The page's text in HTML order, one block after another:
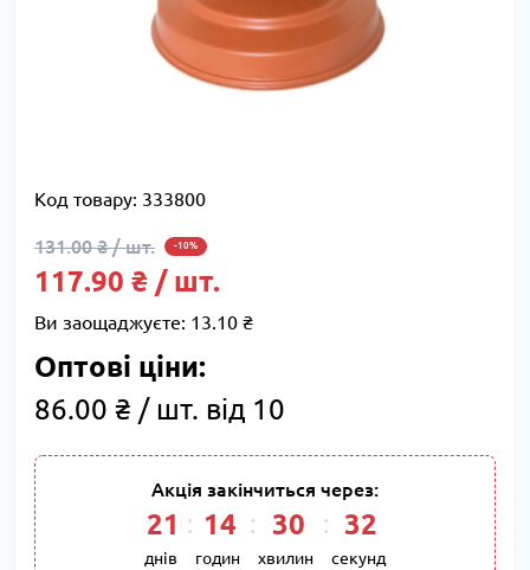
Код товару: 333800
131.00 ₴ / шт. -10%
117.90 ₴ / шт.
Ви заощаджуєте: 13.10 ₴
Оптові ціни:
86.00 ₴ / шт. від 10
Акція закінчиться через:
21
днів
14
годин
30
хвилин
31
секунд